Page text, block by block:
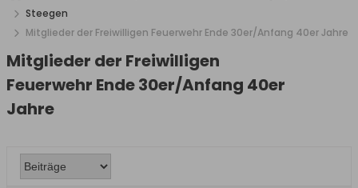
Steegen
Mitglieder der Freiwilligen Feuerwehr Ende 30er/Anfang 40er Jahre
Mitglieder der Freiwilligen
Feuerwehr Ende 30er/Anfang 40er
Jahre